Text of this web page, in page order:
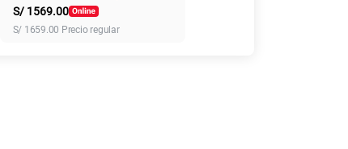
45GB
S/ 1569.00
S/ 1659.00 Precio regular